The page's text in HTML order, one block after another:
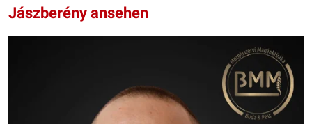
Jászberény ansehen